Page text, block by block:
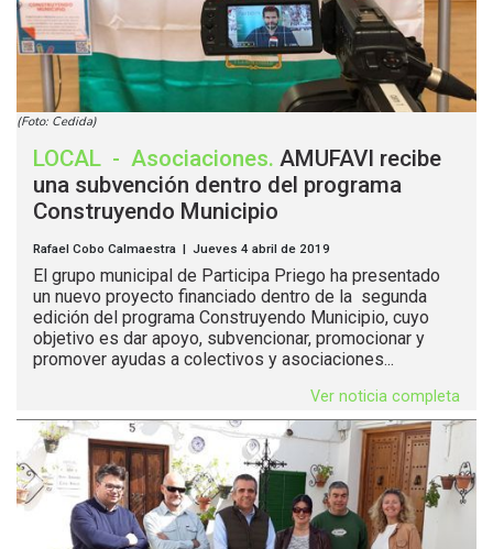
(Foto: Cedida)
LOCAL - Asociaciones. AMUFAVI recibe
una subvención dentro del programa
Construyendo Municipio
Rafael Cobo Calmaestra | Jueves 4 abril de 2019
El grupo municipal de Participa Priego ha presentado
un nuevo proyecto financiado dentro de la segunda
edición del programa Construyendo Municipio, cuyo
objetivo es dar apoyo, subvencionar, promocionar y
promover ayudas a colectivos y asociaciones...
Ver noticia completa